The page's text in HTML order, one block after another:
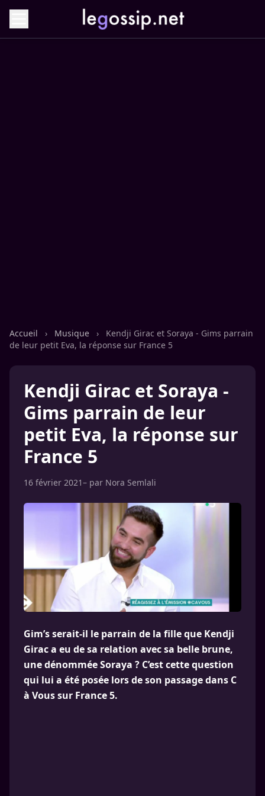
Accueil › Musique ›
Kendji Girac et Soraya - Gims parrain
de leur petit Eva, la réponse sur France 5
Kendji Girac et Soraya -
Gims parrain de leur
petit Eva, la réponse sur
France 5
16 février 2021– par Nora Semlali
Gim’s serait-il le parrain de la fille que Kendji
Girac a eu de sa relation avec sa belle brune,
une dénommée Soraya ? C’est cette question
qui lui a été posée lors de son passage dans C
à Vous sur France 5.